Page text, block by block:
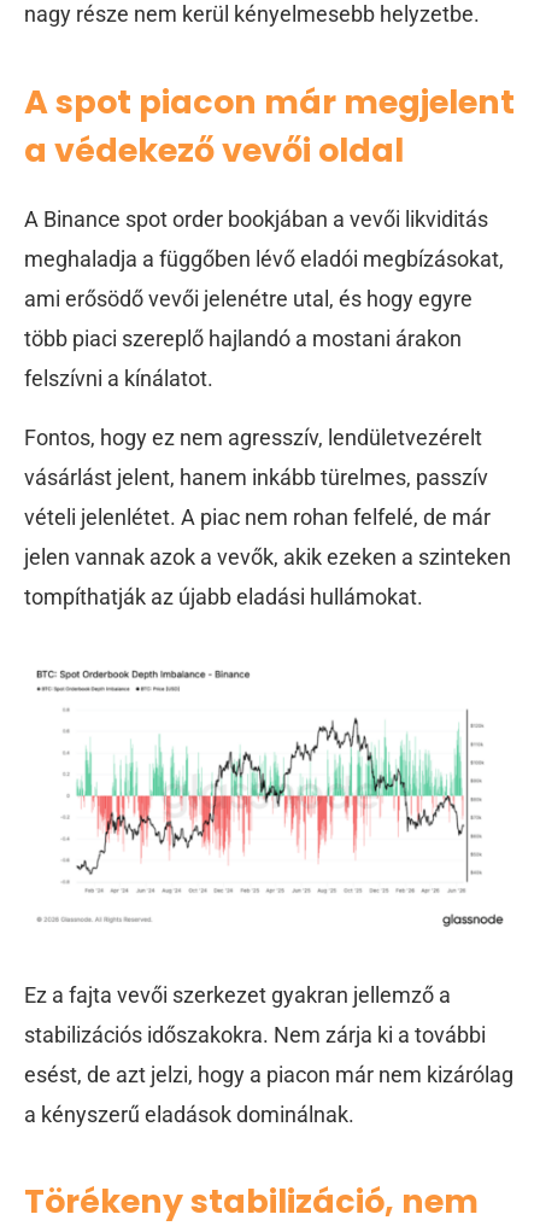
nagy része nem kerül kényelmesebb helyzetbe.
A spot piacon már megjelent
a védekező vevői oldal
A Binance spot order bookjában a vevői likviditás
meghaladja a függőben lévő eladói megbízásokat,
ami erősödő vevői jelenétre utal, és hogy egyre
több piaci szereplő hajlandó a mostani árakon
felszívni a kínálatot.
Fontos, hogy ez nem agresszív, lendületvezérelt
vásárlást jelent, hanem inkább türelmes, passzív
vételi jelenlétet. A piac nem rohan felfelé, de már
jelen vannak azok a vevők, akik ezeken a szinteken
tompíthatják az újabb eladási hullámokat.
Ez a fajta vevői szerkezet gyakran jellemző a
stabilizációs időszakokra. Nem zárja ki a további
esést, de azt jelzi, hogy a piacon már nem kizárólag
a kényszerű eladások dominálnak.
Törékeny stabilizáció, nem